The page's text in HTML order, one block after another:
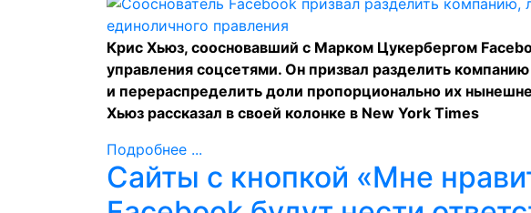
Крис Хьюз, соосновавший с Марком Цукербергом
управления соцсетями. Он призвал разделить компанию
и перераспределить доли пропорционально их
Хьюз рассказал в своей колонке в New York Times
Подробнее ...
Сайты с кнопкой «Мне